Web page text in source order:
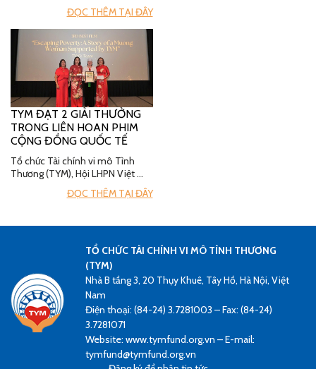
ĐỌC THÊM TẠI ĐÂY
TYM ĐẠT 2 GIẢI THƯỞNG
TRONG LIÊN HOAN PHIM
CỘNG ĐỒNG QUỐC TẾ
Tổ chức Tài chính vi mô Tình
Thương (TYM), Hội LHPN Việt …
ĐỌC THÊM TẠI ĐÂY
TỔ CHỨC TÀI CHÍNH VI MÔ TÌNH THƯƠNG
(TYM)
Nhà B tầng 3, 20 Thụy Khuê, Tây Hồ, Hà Nội, Việt
Nam
Điện thoại: (84-24) 3.7281003 – Fax: (84-24)
3.7281071
Website: www.tymfund.org.vn – E-mail:
tymfund@tymfund.org.vn